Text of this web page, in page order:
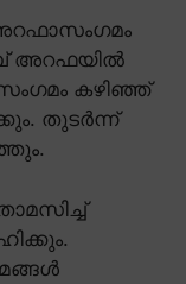
അറഫയിൽ
കഴിഞ്ഞ്
തുടർന്ന്